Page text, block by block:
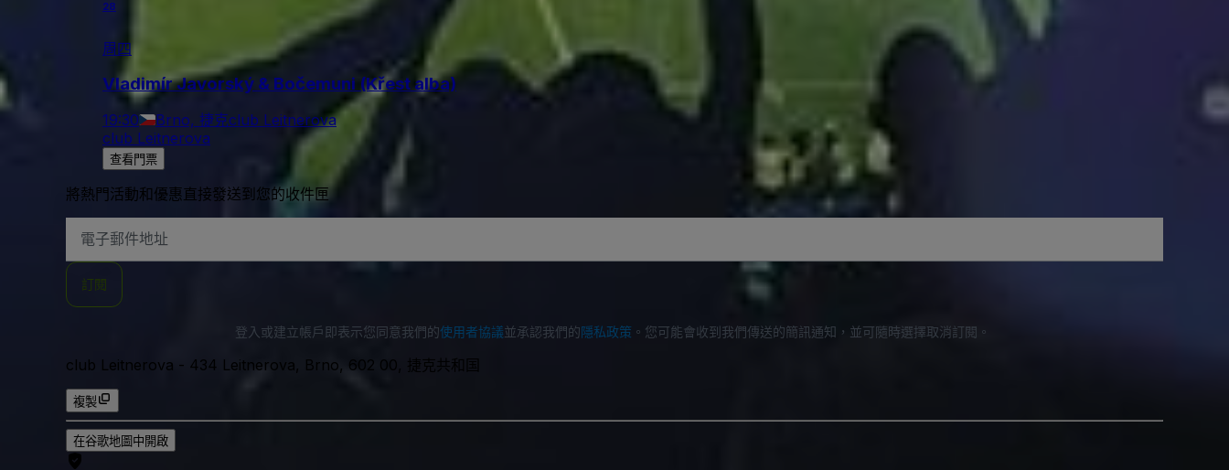
28
周四
Vladimír Javorský & Bočemuni (Křest alba)
19:30 Brno, 捷克club Leitnerova
club Leitnerova
查看門票
將熱門活動和優惠直接發送到您的收件匣
子
地
訂閱
登入或建立帳戶即表示您同意我們的使用者協議並承認我們的隱私政策 。您可能會收到我們傳送的簡訊通知，並可隨時選擇取消訂閱。
club Leitnerova - 434 Leitnerova, Brno, 602 00, 捷克共和国
複製
在谷歌地圖中開啟